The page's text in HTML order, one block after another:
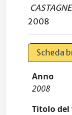
2008
Scheda
Anno
2008
Titolo